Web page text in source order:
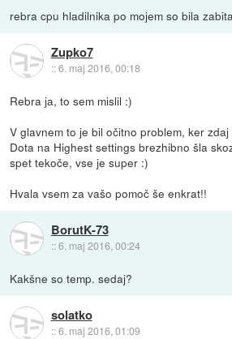
rebra cpu hladilnika po mojem so bila
Zupko7
::6. maj 2016, 00:18
Rebra ja, to sem mislil :)
V glavnem to je bil očitno problem, ker
Dota na Highest settings brezhibno šla
spet tekoče, vse je super :)
Hvala vsem za vašo pomoč še enkrat!!
BorutK-73
::6. maj 2016, 00:24
Kakšne so temp. sedaj?
solatko
::6. maj 2016, 01:09